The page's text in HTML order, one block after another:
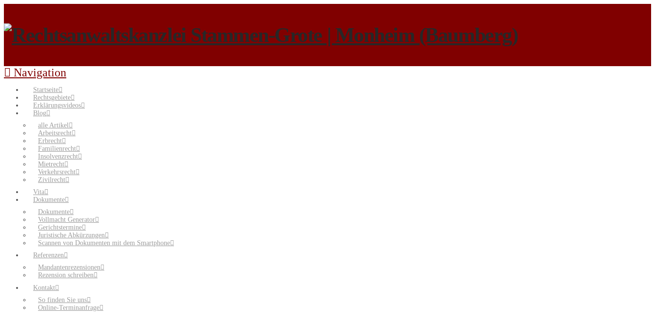
Navigation
Startseite
Rechtsgebiete
Erklärungsvideos
Blog
alle Artikel
Arbeitsrecht
Erbrecht
Familienrecht
Insolvenzrecht
Mietrecht
Verkehrsrecht
Zivilrecht
Vita
Dokumente
Dokumente
Vollmacht Generator
Gerichtstermine
Juristische Abkürzungen
Scannen von Dokumenten mit dem Smartphone
Referenzen
Mandantenrezensionen
Rezension schreiben
Kontakt
So finden Sie uns
Online-Terminanfrage